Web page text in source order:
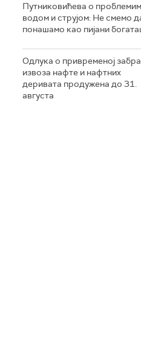
Путниковићева о
водом и струјом: Не смемо
понашамо као пијани
Одлука о привременој
извоза нафте и нафтних
деривата продужена до 31.
августа